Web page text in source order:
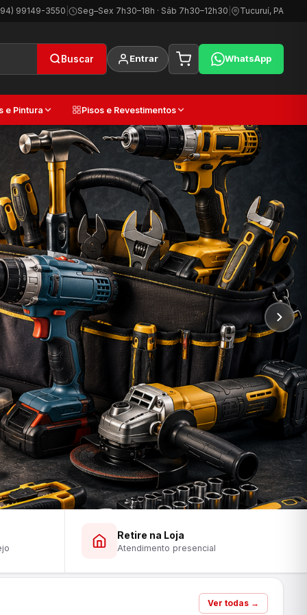
99149-3550 | Seg–Sex 7h30–18h · Sáb 7h30–12h30 Tucuruí, PA
Buscar Entrar WhatsApp
e Pintura Pisos e Revestimentos
Retire na Loja
Atendimento presencial
Ver todas →